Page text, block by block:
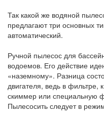
Так какой же водяной
предлагают три основных
автоматический.
Ручной пылесос для
водоемов. Его действие
«наземному». Разница
двигателя, ведь в фильтре,
скиммер или специальную
Пылесосить следует в